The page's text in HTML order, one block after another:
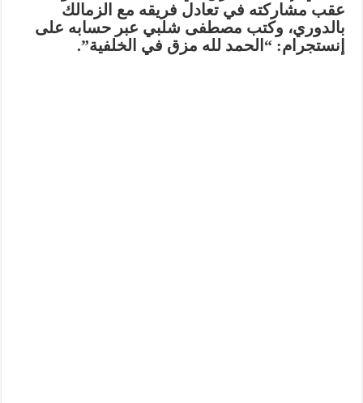
عقب مشاركته في تعادل فريقه مع الزمالك
بالدوري، وكتب مصطفى شلبي عبر حسابه على
إنستجرام: “الحمد لله مزق في الخلفية”.